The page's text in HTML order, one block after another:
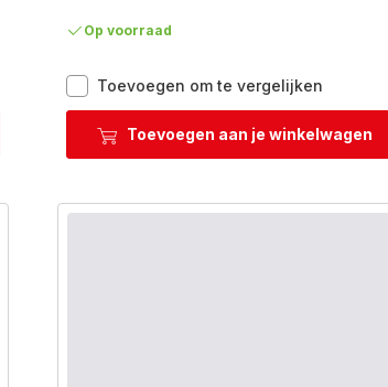
Toevoegen om te vergelijkenPizza
Pronto
JM600T
voor
Toevoegen aan je winkelwagen
Op voorraad